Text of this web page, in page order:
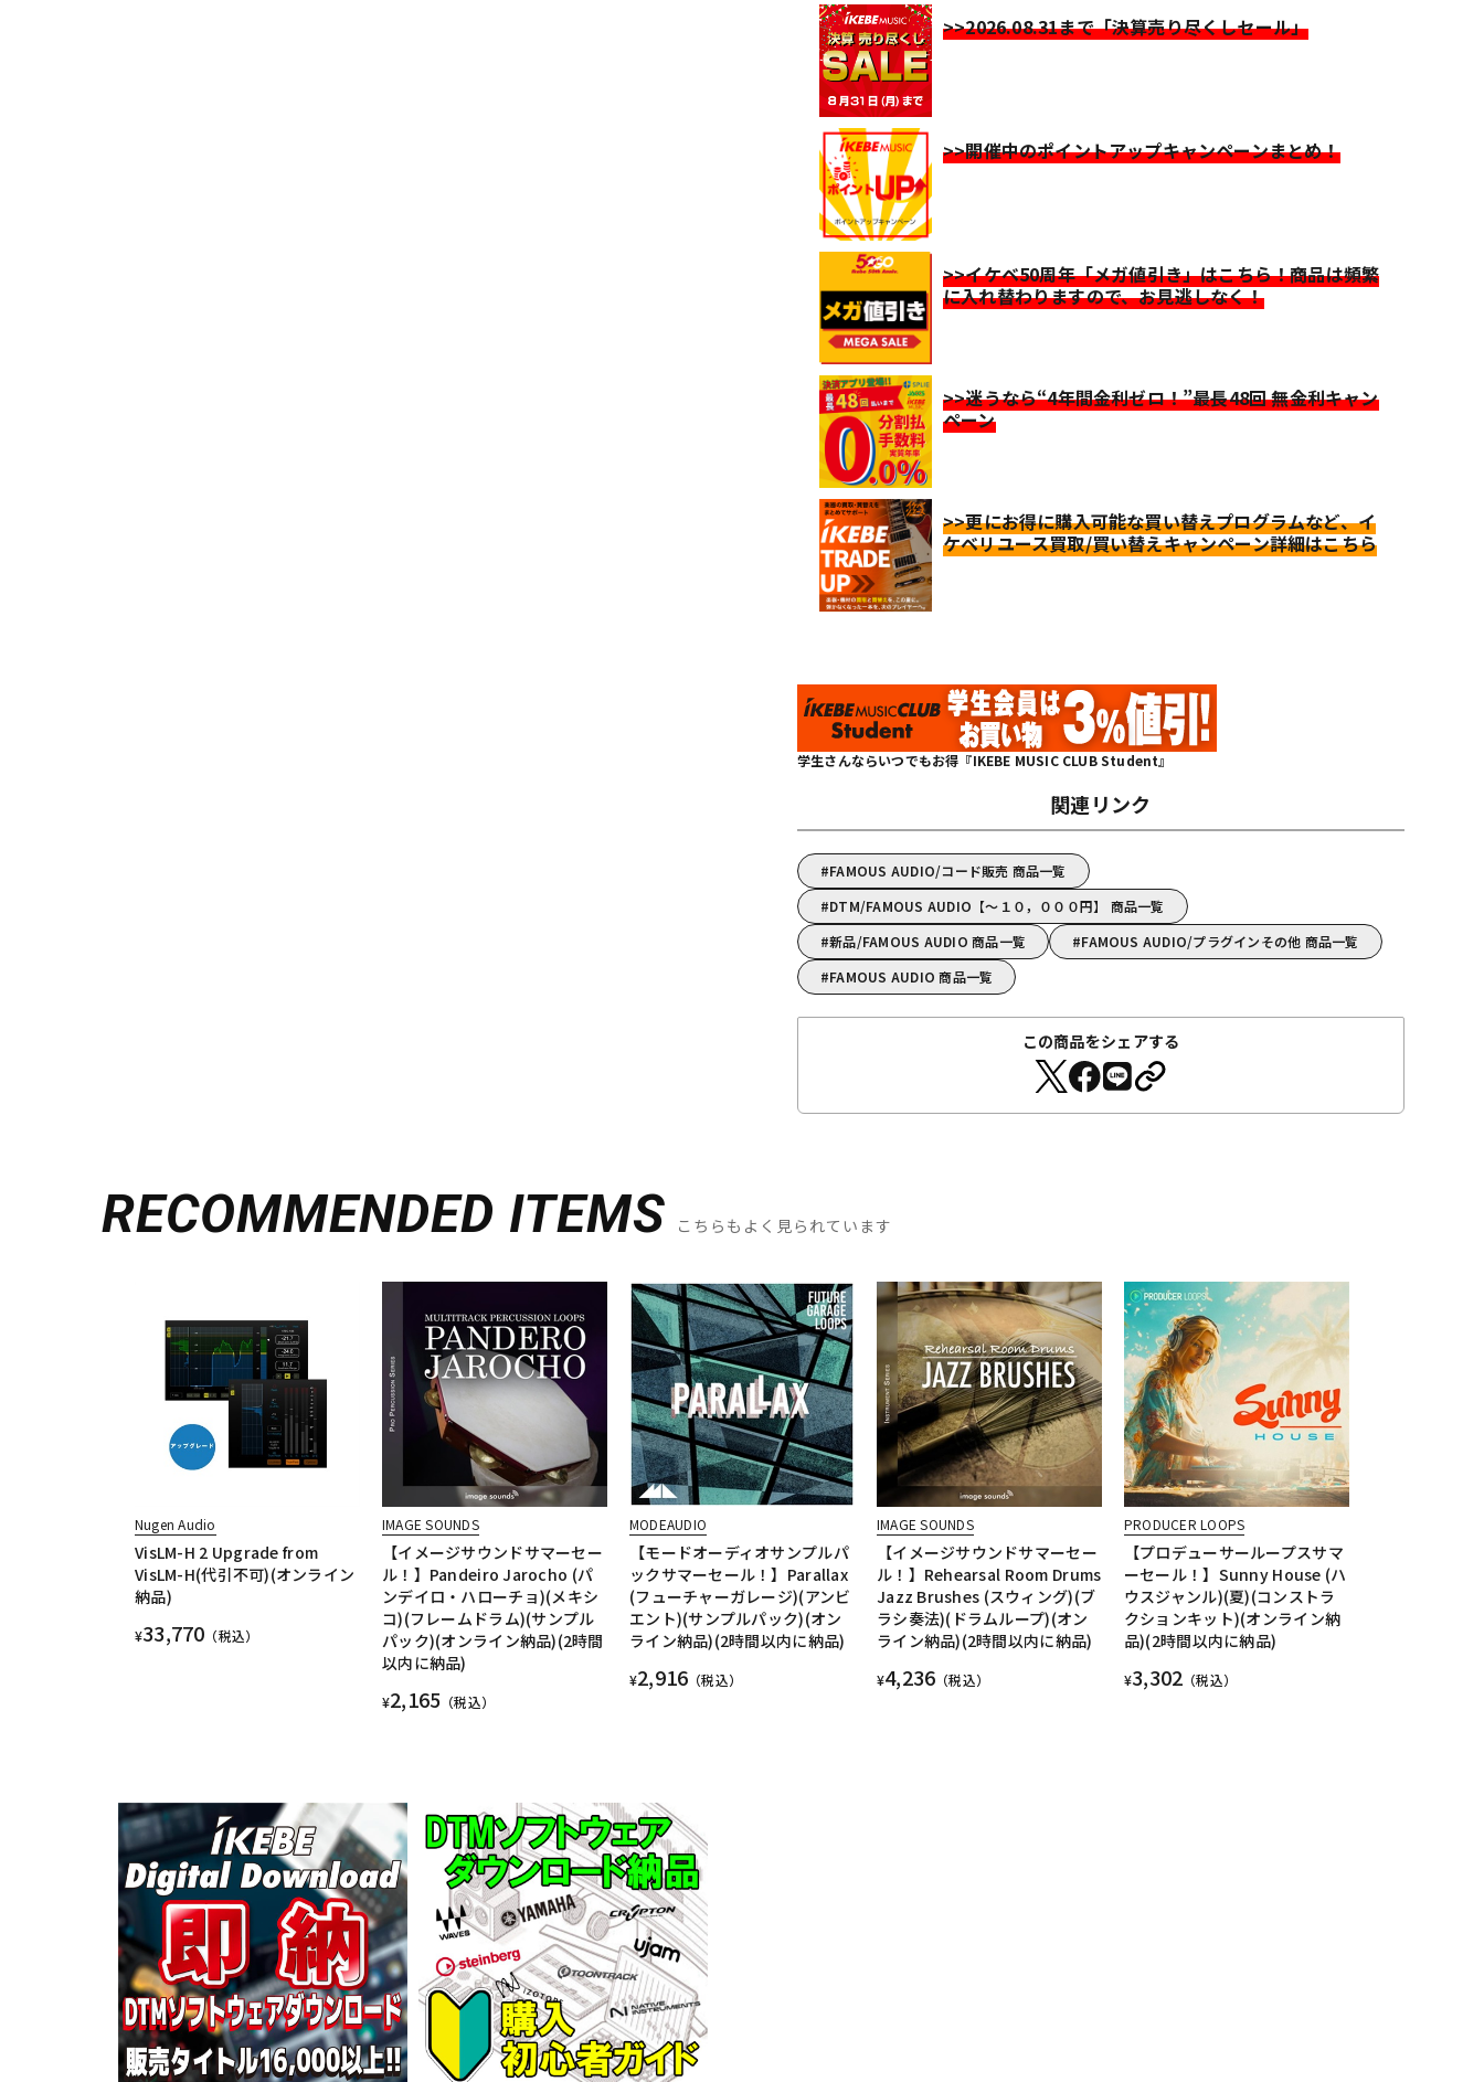
>>2026.08.31まで「決算売り尽くしセール」
>>開催中のポイントアップキャンペーンまとめ！
>>イケベ50周年「メガ値引き」はこちら！商品は頻繁
に入れ替わりますので、お見逃しなく！
>>迷うなら“4年間金利ゼロ！”最長48回 無金利キャン
ペーン
>>更にお得に購入可能な買い替えプログラムなど、イ
ケベリユース買取/買い替えキャンペーン詳細はこちら
学生さんならいつでもお得『IKEBE MUSIC CLUB Student』
関連リンク
FAMOUS AUDIO/コード販売 商品一覧
DTM/FAMOUS AUDIO【～１０，０００円】 商品一覧
新品/FAMOUS AUDIO 商品一覧
FAMOUS AUDIO/プラグインその他 商品一覧
FAMOUS AUDIO 商品一覧
この商品をシェアする
RECOMMENDED ITEMS こちらもよく見られています
Nugen Audio
VisLM-H 2 Upgrade from
VisLM-H(代引不可)(オンライン
納品)
¥33,770 （税込）
IMAGE SOUNDS
【イメージサウンドサマーセー
ル！】Pandeiro Jarocho (パ
ンデイロ・ハローチョ)(メキシ
コ)(フレームドラム)(サンプル
パック)(オンライン納品)(2時間
以内に納品)
¥2,165 （税込）
MODEAUDIO
【モードオーディオサンプルパ
ックサマーセール！】Parallax
(フューチャーガレージ)(アンビ
エント)(サンプルパック)(オン
ライン納品)(2時間以内に納品)
¥2,916 （税込）
IMAGE SOUNDS
【イメージサウンドサマーセー
ル！】Rehearsal Room Drums
Jazz Brushes (スウィング)(ブ
ラシ奏法)(ドラムループ)(オン
ライン納品)(2時間以内に納品)
¥4,236 （税込）
PRODUCER LOOPS
【プロデューサーループスサマ
ーセール！】Sunny House (ハ
ウスジャンル)(夏)(コンストラ
クションキット)(オンライン納
品)(2時間以内に納品)
¥3,302 （税込）